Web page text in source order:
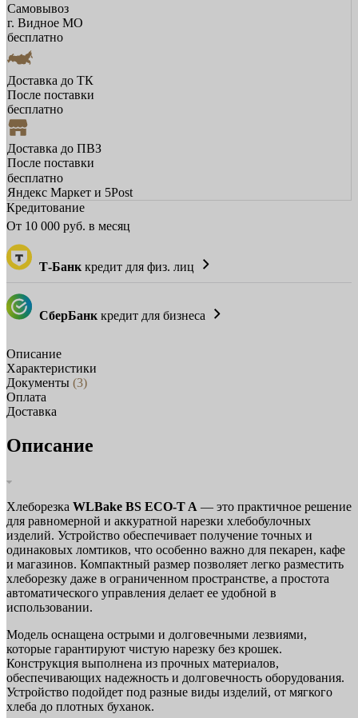
Самовывоз
г. Видное МО
бесплатно
Доставка до ТК
После поставки
бесплатно
Доставка до ПВЗ
После поставки
бесплатно
Яндекс Маркет и 5Post
Кредитование
От 10 000 руб. в месяц
Т-Банк кредит для физ. лиц
СберБанк кредит для бизнеса
Описание
Характеристики
Документы (3)
Оплата
Доставка
Описание
Хлеборезка WLBake BS ECO-T A — это практичное решение
для равномерной и аккуратной нарезки хлебобулочных
изделий. Устройство обеспечивает получение точных и
одинаковых ломтиков, что особенно важно для пекарен, кафе
и магазинов. Компактный размер позволяет легко разместить
хлеборезку даже в ограниченном пространстве, а простота
автоматического управления делает ее удобной в
использовании.
Модель оснащена острыми и долговечными лезвиями,
которые гарантируют чистую нарезку без крошек.
Конструкция выполнена из прочных материалов,
обеспечивающих надежность и долговечность оборудования.
Устройство подойдет под разные виды изделий, от мягкого
хлеба до плотных буханок.